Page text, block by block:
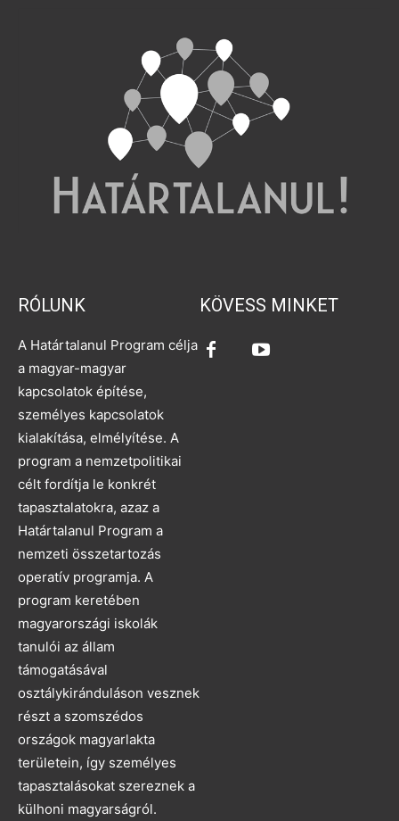
RÓLUNK
A Határtalanul Program célja
a magyar-magyar
kapcsolatok építése,
személyes kapcsolatok
kialakítása, elmélyítése. A
program a nemzetpolitikai
célt fordítja le konkrét
tapasztalatokra, azaz a
Határtalanul Program a
nemzeti összetartozás
operatív programja. A
program keretében
magyarországi iskolák
tanulói az állam
támogatásával
osztálykiránduláson vesznek
részt a szomszédos
országok magyarlakta
területein, így személyes
tapasztalásokat szereznek a
külhoni magyarságról.
KÖVESS MINKET